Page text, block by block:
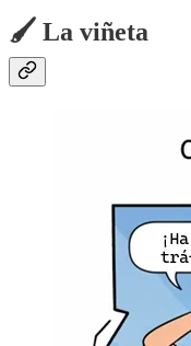
🖌️ La viñeta